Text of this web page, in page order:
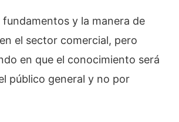
fundamentos y la manera de
el sector comercial, pero
en que el conocimiento será
público general y no por